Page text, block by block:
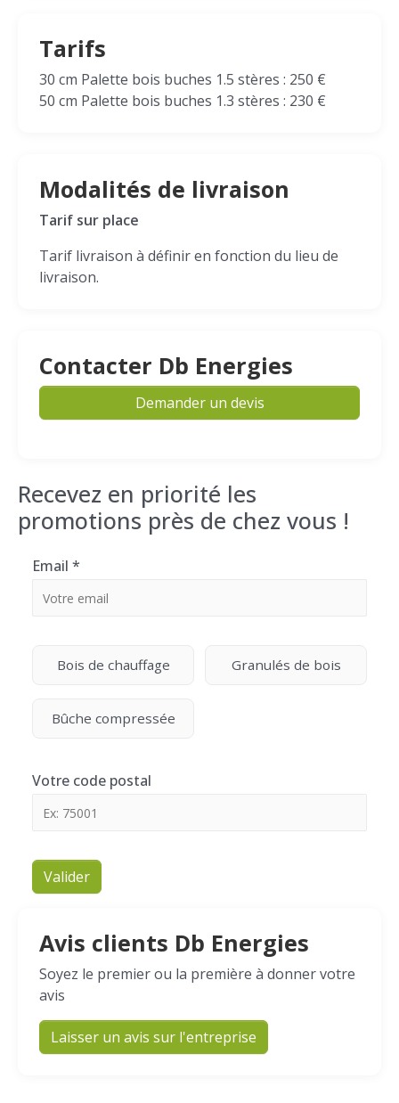
Tarifs
30 cm Palette bois buches 1.5 stères : 250 €
50 cm Palette bois buches 1.3 stères : 230 €
Modalités de livraison
Tarif sur place
Tarif livraison à définir en fonction du lieu de
livraison.
Contacter Db Energies
Demander un devis
Recevez en priorité les
promotions près de chez vous !
Email *
Bois de chauffage Granulés de bois
Bûche compressée
Votre code postal
Valider
Avis clients Db Energies
Soyez le premier ou la première à donner votre
avis
Laisser un avis sur l'entreprise